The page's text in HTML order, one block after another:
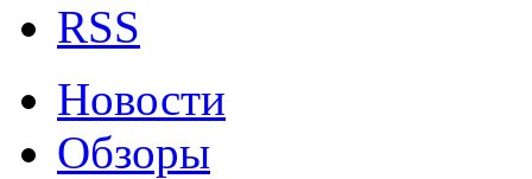
RSS
Новости
Обзоры